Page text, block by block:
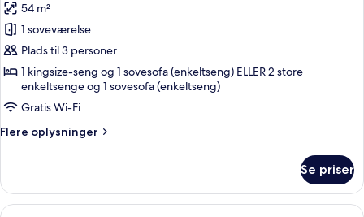
pool
af
Red
Level
Junior
Suite
Ocean
Partial
View
Whirlpool
54 m²
1 soveværelse
Plads til 3 personer
1 kingsize-seng og 1 sovesofa (enkeltseng) ELLER 2 store
enkeltsenge og 1 sovesofa (enkeltseng)
Gratis Wi-Fi
Flere oplysninger
Flere
Level
Junior
Se priser
Indlæs Et hotelværelse med en stor seng,